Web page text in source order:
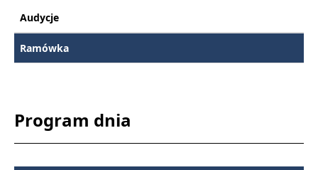
Audycje
Ramówka
Program dnia